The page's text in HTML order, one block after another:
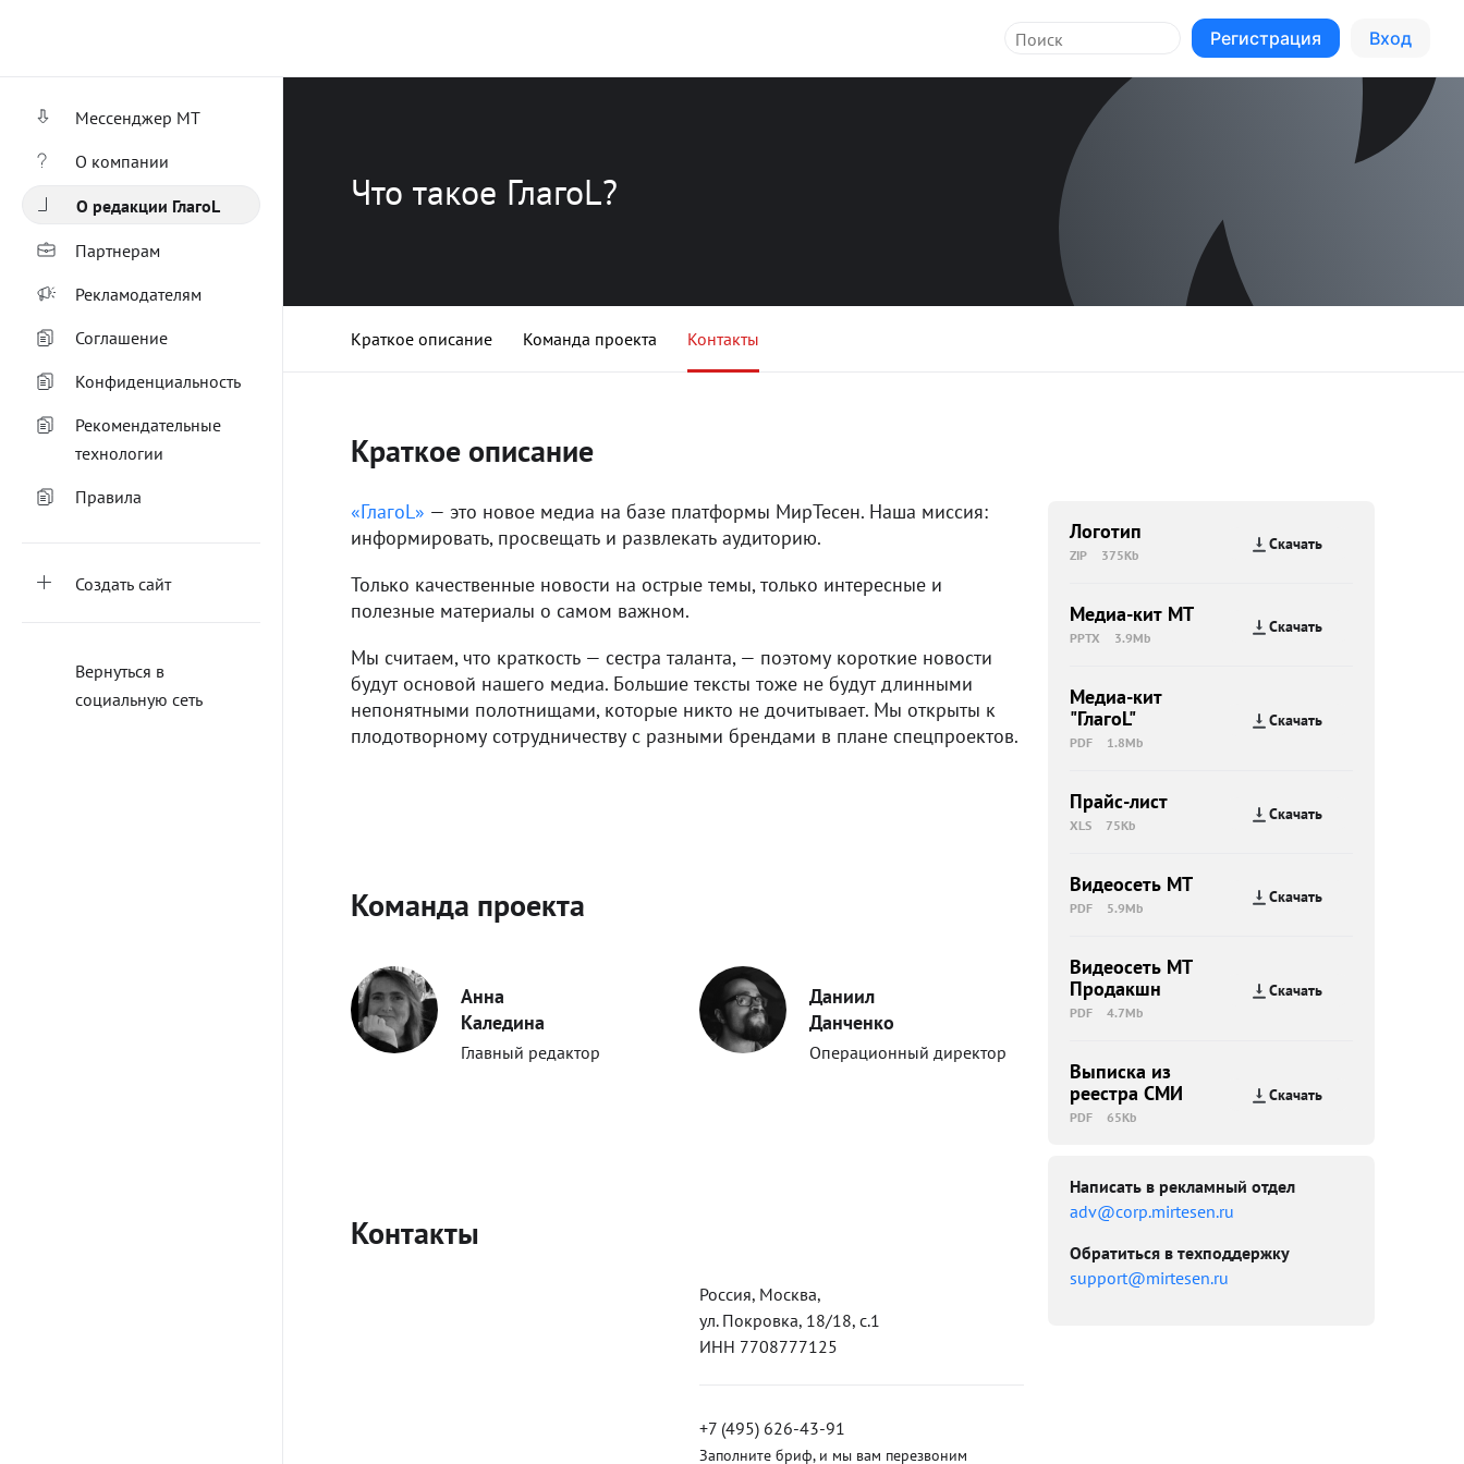
Регистрация Вход
Мессенджер МТ
О компании
О редакции ГлагоL
Партнерам
Рекламодателям
Соглашение
Конфиденциальность
Рекомендательные
технологии
Правила
Создать сайт
Вернуться в
социальную сеть
Что такое ГлагоL?
Краткое описание Команда проекта Контакты
Краткое описание
«ГлагоL» — это новое медиа на базе платформы МирТесен. Наша миссия:
информировать, просвещать и развлекать аудиторию.
Только качественные новости на острые темы, только интересные и
полезные материалы о самом важном.
Мы считаем, что краткость — сестра таланта, — поэтому короткие новости
будут основой нашего медиа. Большие тексты тоже не будут длинными
непонятными полотнищами, которые никто не дочитывает. Мы открыты к
плодотворному сотрудничеству с разными брендами в плане спецпроектов.
Команда проекта
Анна
Каледина
Главный редактор
Даниил
Данченко
Операционный директор
Контакты
Россия, Москва,
ул. Покровка, 18/18, с.1
ИНН 7708777125
+7 (495) 626-43-91
Заполните бриф, и мы вам перезвоним
Логотип
ZIP 375Kb
Скачать
Медиа-кит МТ
PPTX 3.9Mb
Скачать
Медиа-кит
"ГлагоL"
PDF 1.8Mb
Скачать
Прайс-лист
XLS 75Kb
Скачать
Видеосеть МТ
PDF 5.9Mb
Скачать
Видеосеть МТ
Продакшн
PDF 4.7Mb
Скачать
Выписка из
реестра СМИ
PDF 65Kb
Скачать
Написать в рекламный отдел
adv@corp.mirtesen.ru
Обратиться в техподдержку
support@mirtesen.ru